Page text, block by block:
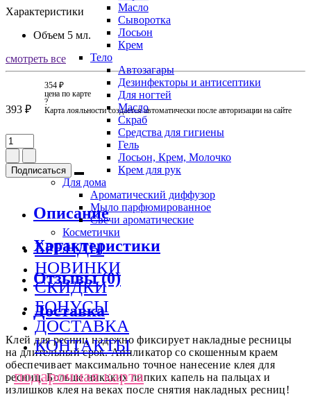
Масло
Сыворотка
Лосьон
Крем
Тело
Автозагары
Дезинфекторы и антисептики
Для ногтей
Масло
Скраб
Средства для гигиены
Гель
Лосьон, Крем, Молочко
Крем для рук
Для дома
Ароматический диффузор
Мыло парфюмированное
Свечи ароматические
Косметички
БРЕНДЫ
НОВИНКИ
СКИДКИ
БОНУСЫ
ДОСТАВКА
КОНТАКТЫ
подарочная карта
Характеристики
Объем 5 мл.
смотреть все
393 ₽
354 ₽
цена по карте
?
Карта лояльности создается автоматически после авторизации на сайте
Подписаться
Описание
Характеристики
Отзывы (0)
Доставка
Клей для ресниц надежно фиксирует накладные ресницы
на длительный срок. Аппликатор со скошенным краем
обеспечивает максимально точное нанесение клея для
ресниц. Больше никаких липких капель на пальцах и
излишков клея на веках после снятия накладных ресниц!